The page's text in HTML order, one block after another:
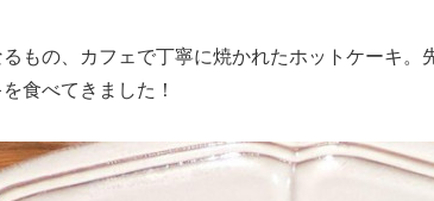
もの、カフェで丁寧に焼かれたホットケーキ
食べてきました！